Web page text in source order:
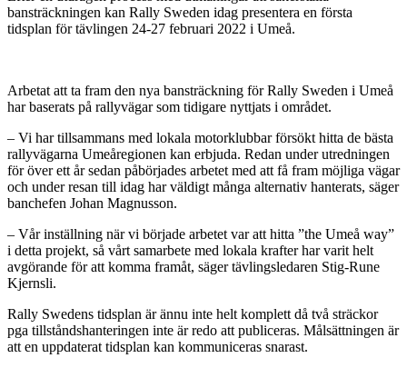
bansträckningen kan Rally Sweden idag presentera en första
tidsplan för tävlingen 24-27 februari 2022 i Umeå.
Arbetat att ta fram den nya bansträckning för Rally Sweden i Umeå
har baserats på rallyvägar som tidigare nyttjats i området.
– Vi har tillsammans med lokala motorklubbar försökt hitta de bästa
rallyvägarna Umeåregionen kan erbjuda. Redan under utredningen
för över ett år sedan påbörjades arbetet med att få fram möjliga vägar
och under resan till idag har väldigt många alternativ hanterats, säger
banchefen Johan Magnusson.
– Vår inställning när vi började arbetet var att hitta ”the Umeå way”
i detta projekt, så vårt samarbete med lokala krafter har varit helt
avgörande för att komma framåt, säger tävlingsledaren Stig-Rune
Kjernsli.
Rally Swedens tidsplan är ännu inte helt komplett då två sträckor
pga tillståndshanteringen inte är redo att publiceras. Målsättningen är
att en uppdaterat tidsplan kan kommuniceras snarast.